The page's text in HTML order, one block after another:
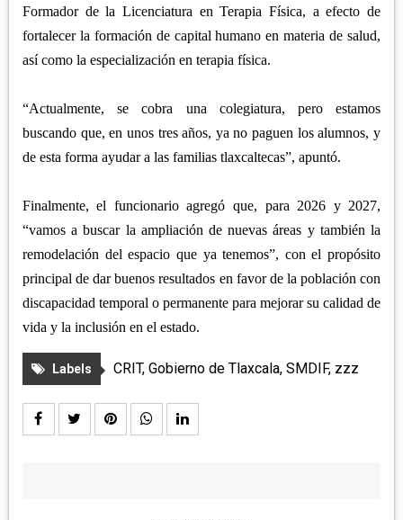
Formador de la Licenciatura en Terapia Física, a efecto de
fortalecer la formación de capital humano en materia de salud,
así como la especialización en terapia física.
“Actualmente, se cobra una colegiatura, pero estamos
buscando que, en unos tres años, ya no paguen los alumnos, y
de esta forma ayudar a las familias tlaxcaltecas”, apuntó.
Finalmente, el funcionario agregó que, para 2026 y 2027,
“vamos a buscar la ampliación de nuevas áreas y también la
remodelación del espacio que ya tenemos”, con el propósito
principal de dar buenos resultados en favor de la población con
discapacidad temporal o permanente para mejorar su calidad de
vida y la inclusión en el estado.
Labels CRIT, Gobierno de Tlaxcala, SMDIF, zzz